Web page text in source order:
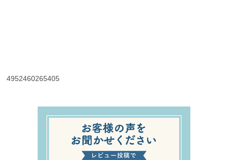
4952460265405